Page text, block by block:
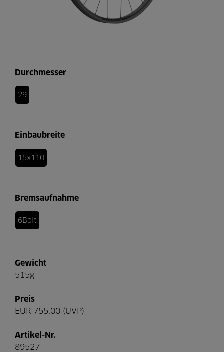
Durchmesser
29
Einbaubreite
15x110
Bremsaufnahme
6Bolt
Gewicht
515g
Preis
EUR 755,00 (UVP)
Artikel-Nr.
89527